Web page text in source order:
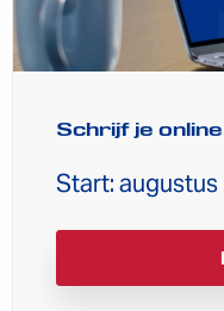
Schrijf je
Start: